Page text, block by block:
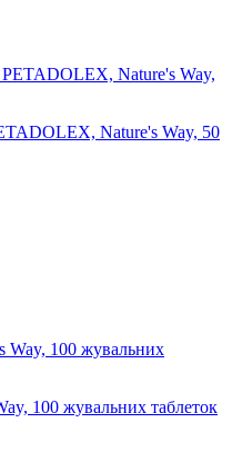
Nature's Way, 50
100 жувальних таблеток